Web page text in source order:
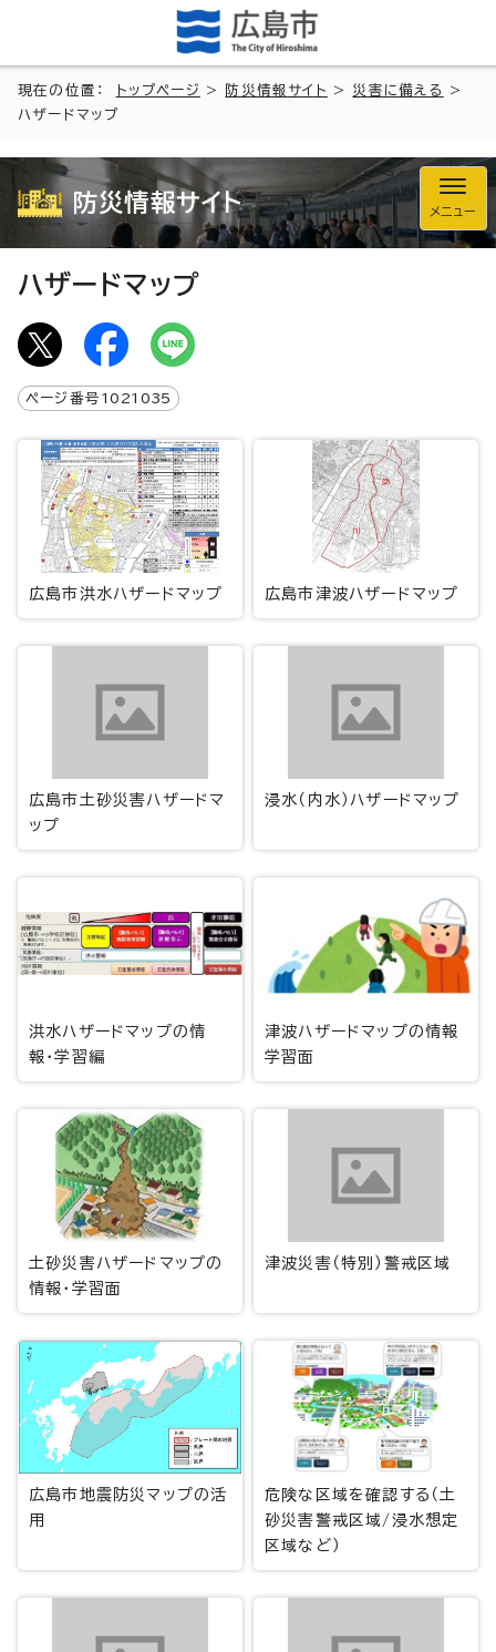
現在の位置： トップページ > 防災情報サイト > 災害に備える
>
ハザードマップ
防災情報サイト メニュー
ハザードマップ
ページ番号 1021035
広島市洪水ハザードマップ 広島市津波ハザードマップ
広島市土砂災害ハザードマ
ップ
浸水（内水）ハザードマップ
洪水ハザードマップの情
報・学習編
津波ハザードマップの情報
学習面
土砂災害ハザードマップの
情報・学習面
津波災害（特別）警戒区域
広島市地震防災マップの活
用
危険な区域を確認する（土
砂災害警戒区域/浸水想定
区域など）